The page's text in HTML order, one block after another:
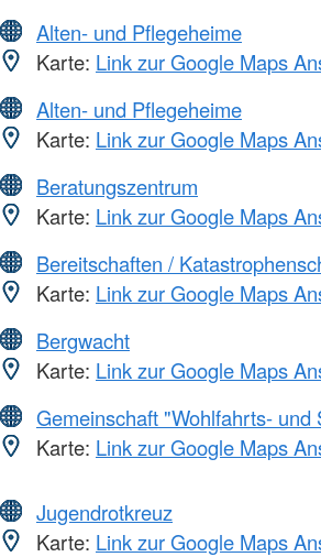
Alten- und Pflegeheime
Karte: Link zur Google Maps
Alten- und Pflegeheime
Karte: Link zur Google Maps
Beratungszentrum
Karte: Link zur Google Maps
Bereitschaften /
Karte: Link zur Google Maps
Bergwacht
Karte: Link zur Google Maps
Gemeinschaft "Wohlfahrts- und
Karte: Link zur Google Maps
Jugendrotkreuz
Karte: Link zur Google Maps